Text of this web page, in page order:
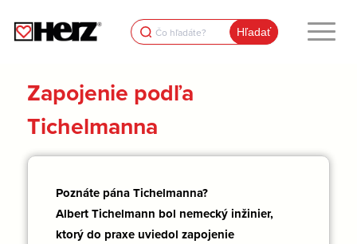
Search
for:
Zapojenie podľa
Tichelmanna
Poznáte pána Tichelmanna?
Albert Tichelmann bol nemecký inžinier,
ktorý do praxe uviedol zapojenie